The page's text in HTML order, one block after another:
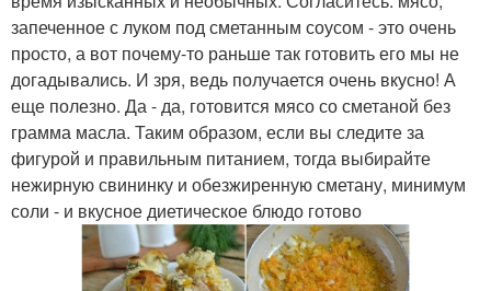
запеченное с луком под сметанным соусом - это очень
просто, а вот почему-то раньше так готовить его мы не
догадывались. И зря, ведь получается очень вкусно! А
еще полезно. Да - да, готовится мясо со сметаной без
грамма масла. Таким образом, если вы следите за
фигурой и правильным питанием, тогда выбирайте
нежирную свининку и обезжиренную сметану, минимум
соли - и вкусное диетическое блюдо готово